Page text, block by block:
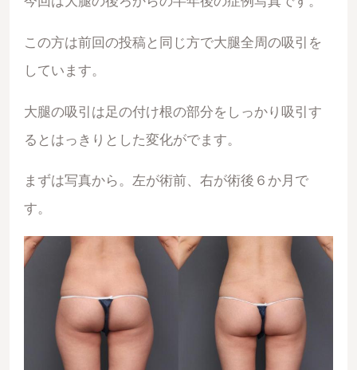
この方は前回の投稿と同じ方で大腿全周の吸引を
しています。
大腿の吸引は足の付け根の部分をしっかり吸引す
るとはっきりとした変化がでます。
まずは写真から。左が術前、右が術後６か月で
す。